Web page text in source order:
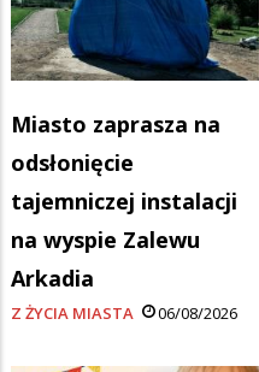
Miasto zaprasza na
odsłonięcie
tajemniczej instalacji
na wyspie Zalewu
Arkadia
Z ŻYCIA MIASTA 06/08/2026